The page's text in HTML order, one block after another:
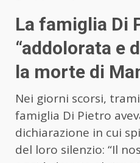
La famiglia Di
“addolorata e
la morte di
Nei giorni scorsi,
famiglia Di Pietro
dichiarazione in cui
del loro silenzio: “Il